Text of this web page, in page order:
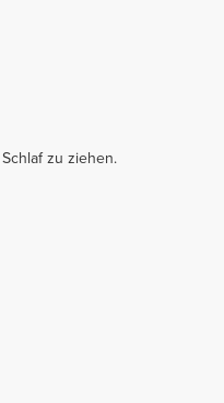
zu ziehen.